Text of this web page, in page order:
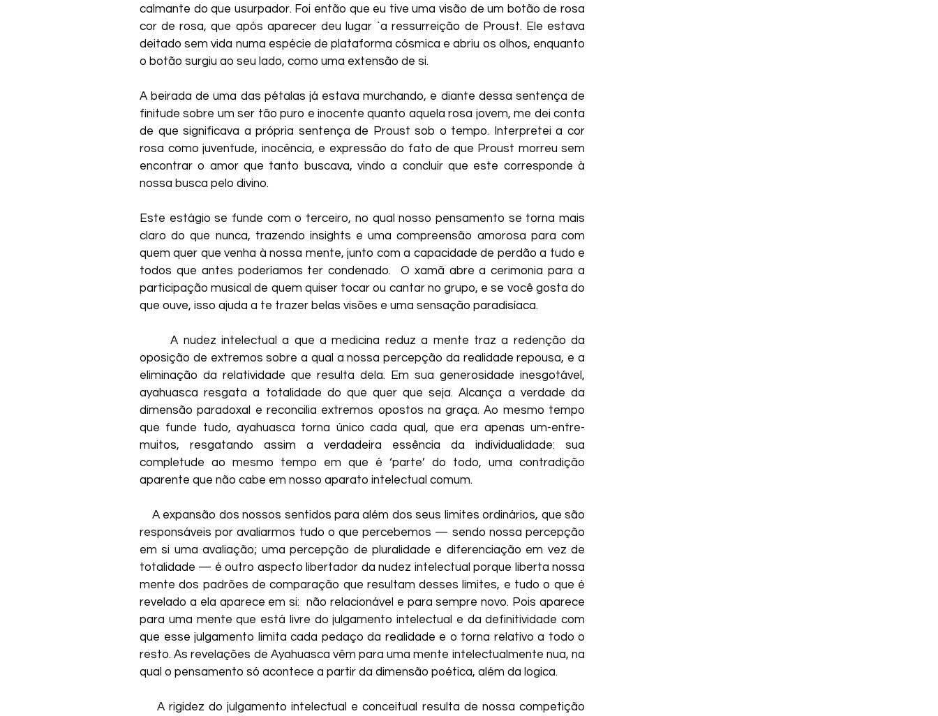
calmante do que usurpador. Foi então que eu tive uma visão de um botão de rosa
cor de rosa, que após aparecer deu lugar `a ressurreição de Proust. Ele estava
deitado sem vida numa espécie de plataforma cósmica e abriu os olhos, enquanto
o botão surgiu ao seu lado, como uma extensão de si.
A beirada de uma das pétalas já estava murchando, e diante dessa sentença de
finitude sobre um ser tão puro e inocente quanto aquela rosa jovem, me dei conta
de que significava a própria sentença de Proust sob o tempo. Interpretei a cor
rosa como juventude, inocência, e expressão do fato de que Proust morreu sem
encontrar o amor que tanto buscava, vindo a concluir que este corresponde à
nossa busca pelo divino.
Este estágio se funde com o terceiro, no qual nosso pensamento se torna mais
claro do que nunca, trazendo insights e uma compreensão amorosa para com
quem quer que venha à nossa mente, junto com a capacidade de perdão a tudo e
todos que antes poderíamos ter condenado.  O xamã abre a cerimonia para a
participação musical de quem quiser tocar ou cantar no grupo, e se você gosta do
que ouve, isso ajuda a te trazer belas visões e uma sensação paradisíaca.
A nudez intelectual a que a medicina reduz a mente traz a redenção da
oposição de extremos sobre a qual a nossa percepção da realidade repousa, e a
eliminação da relatividade que resulta dela. Em sua generosidade inesgotável,
ayahuasca resgata a totalidade do que quer que seja. Alcança a verdade da
dimensão paradoxal e reconcilia extremos opostos na graça. Ao mesmo tempo
que funde tudo, ayahuasca torna único cada qual, que era apenas um-entre-
muitos, resgatando assim a verdadeira essência da individualidade: sua
completude ao mesmo tempo em que é ‘parte’ do todo, uma contradição
aparente que não cabe em nosso aparato intelectual comum.
A expansão dos nossos sentidos para além dos seus limites ordinários, que são
responsáveis ​​por avaliarmos tudo o que percebemos — sendo nossa percepção
em si uma avaliação; uma percepção de pluralidade e diferenciação em vez de
totalidade — é outro aspecto libertador da nudez intelectual porque liberta nossa
mente dos padrões de comparação que resultam desses limites, e tudo o que é
revelado a ela aparece em si:  não relacionável e para sempre novo. Pois aparece
para uma mente que está livre do julgamento intelectual e da definitividade com
que esse julgamento limita cada pedaço da realidade e o torna relativo a todo o
resto. As revelações de Ayahuasca vêm para uma mente intelectualmente nua, na
qual o pensamento só acontece a partir da dimensão poética, além da logica.
A rigidez do julgamento intelectual e conceitual resulta de nossa competição